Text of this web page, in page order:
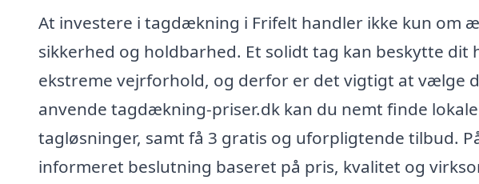
At investere i tagdækning i Frifelt handler ikke kun om
sikkerhed og holdbarhed. Et solidt tag kan beskytte dit
ekstreme vejrforhold, og derfor er det vigtigt at vælge
anvende tagdækning-priser.dk kan du nemt finde
tagløsninger, samt få 3 gratis og uforpligtende tilbud.
informeret beslutning baseret på pris, kvalitet og